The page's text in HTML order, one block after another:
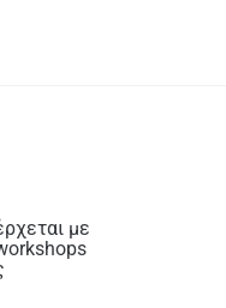
με